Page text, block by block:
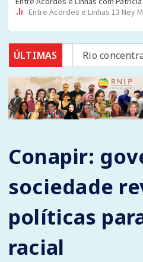
ÚLTIMASRio concentra quase
Conapir:
sociedade
políticas
racial